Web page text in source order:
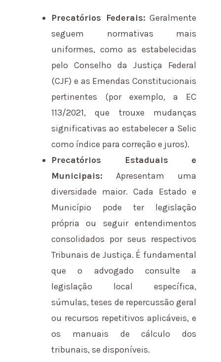
Precatórios Federais: Geralmente
seguem normativas mais
uniformes, como as estabelecidas
pelo Conselho da Justiça Federal
(CJF) e as Emendas Constitucionais
pertinentes (por exemplo, a EC
113/2021, que trouxe mudanças
significativas ao estabelecer a Selic
como índice para correção e juros).
Precatórios Estaduais e
Municipais: Apresentam uma
diversidade maior. Cada Estado e
Município pode ter legislação
própria ou seguir entendimentos
consolidados por seus respectivos
Tribunais de Justiça. É fundamental
que o advogado consulte a
legislação local específica,
súmulas, teses de repercussão geral
ou recursos repetitivos aplicáveis, e
os manuais de cálculo dos
tribunais, se disponíveis.